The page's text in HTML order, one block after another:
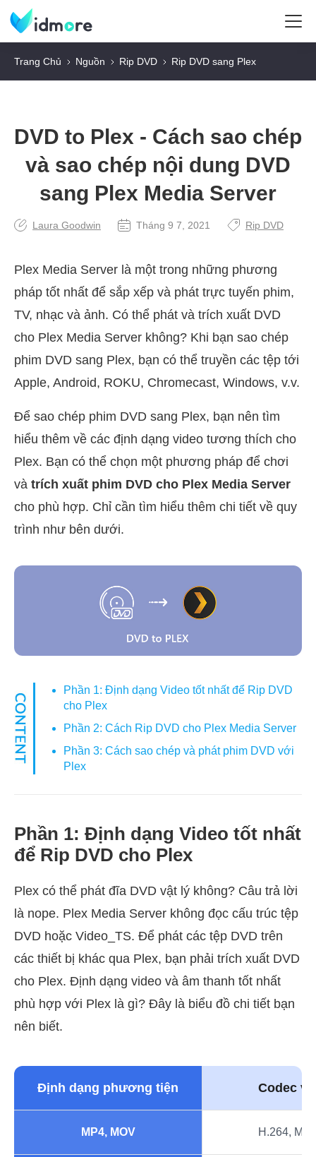
Trang Chủ Nguồn Rip DVD Rip DVD sang Plex
DVD to Plex - Cách sao chép
và sao chép nội dung DVD
sang Plex Media Server
Laura Goodwin Tháng 9 7, 2021 Rip DVD
Plex Media Server là một trong những phương
pháp tốt nhất để sắp xếp và phát trực tuyến phim,
TV, nhạc và ảnh. Có thể phát và trích xuất DVD
cho Plex Media Server không? Khi bạn sao chép
phim DVD sang Plex, bạn có thể truyền các tệp tới
Apple, Android, ROKU, Chromecast, Windows, v.v.
Để sao chép phim DVD sang Plex, bạn nên tìm
hiểu thêm về các định dạng video tương thích cho
Plex. Bạn có thể chọn một phương pháp để chơi
và trích xuất phim DVD cho Plex Media Server
cho phù hợp. Chỉ cần tìm hiểu thêm chi tiết về quy
trình như bên dưới.
Phần 1: Định dạng Video tốt nhất để Rip DVD
cho Plex
Phần 2: Cách Rip DVD cho Plex Media Server
Phần 3: Cách sao chép và phát phim DVD với
Plex
Phần 1: Định dạng Video tốt nhất
để Rip DVD cho Plex
Plex có thể phát đĩa DVD vật lý không? Câu trả lời
là nope. Plex Media Server không đọc cấu trúc tệp
DVD hoặc Video_TS. Để phát các tệp DVD trên
các thiết bị khác qua Plex, bạn phải trích xuất DVD
cho Plex. Định dạng video và âm thanh tốt nhất
phù hợp với Plex là gì? Đây là biểu đồ chi tiết bạn
nên biết.
Định dạng phương tiện Codec
MP4, MOV H.264,